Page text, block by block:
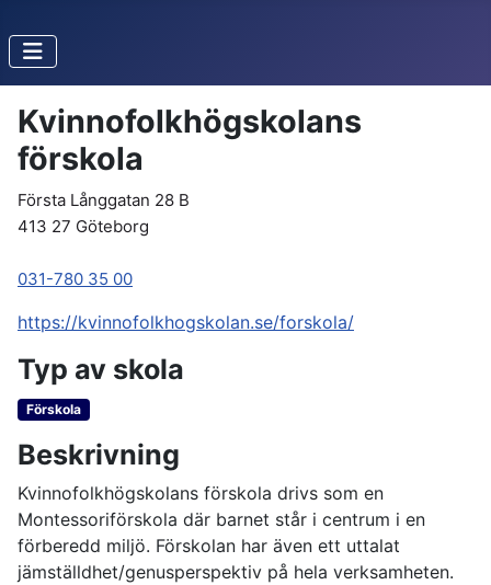
Kvinnofolkhögskolans
förskola
Första Långgatan 28 B
413 27 Göteborg
031-780 35 00
https://kvinnofolkhogskolan.se/forskola/
Typ av skola
Förskola
Beskrivning
Kvinnofolkhögskolans förskola drivs som en
Montessoriförskola där barnet står i centrum i en
förberedd miljö. Förskolan har även ett uttalat
jämställdhet/genusperspektiv på hela verksamheten.